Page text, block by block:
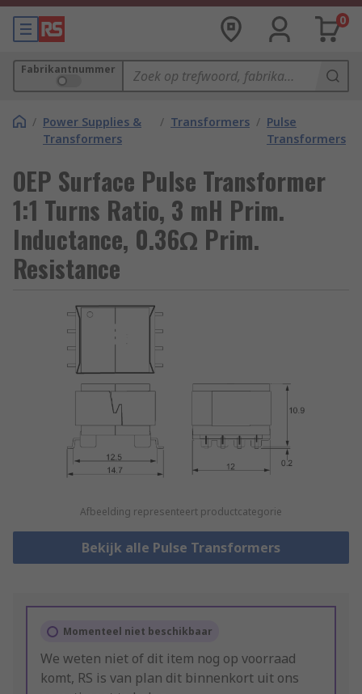
0
Fabrikantnummer
/ Power Supplies &
Transformers
/ Transformers / Pulse
Transformers
OEP Surface Pulse Transformer
1:1 Turns Ratio, 3 mH Prim.
Inductance, 0.36Ω Prim.
Resistance
Afbeelding representeert productcategorie
Bekijk alle Pulse Transformers
Momenteel niet beschikbaar
We weten niet of dit item nog op voorraad
komt, RS is van plan dit binnenkort uit ons